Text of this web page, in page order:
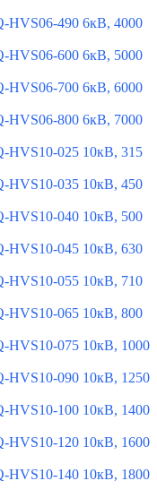
490 6кВ, 4000
600 6кВ, 5000
700 6кВ, 6000
800 6кВ, 7000
025 10кВ, 315
035 10кВ, 450
040 10кВ, 500
045 10кВ, 630
055 10кВ, 710
065 10кВ, 800
075 10кВ, 1000
090 10кВ, 1250
100 10кВ, 1400
120 10кВ, 1600
140 10кВ, 1800